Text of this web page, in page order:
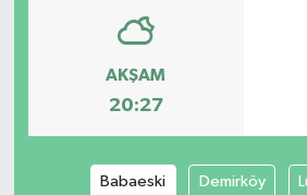
AKŞAM
20:27
Babaeski Demirköy